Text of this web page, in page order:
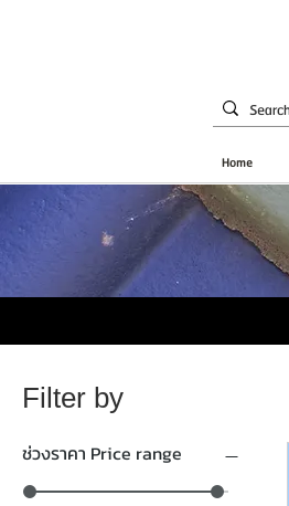
Home
Filter by
ช่วงราคา Price range